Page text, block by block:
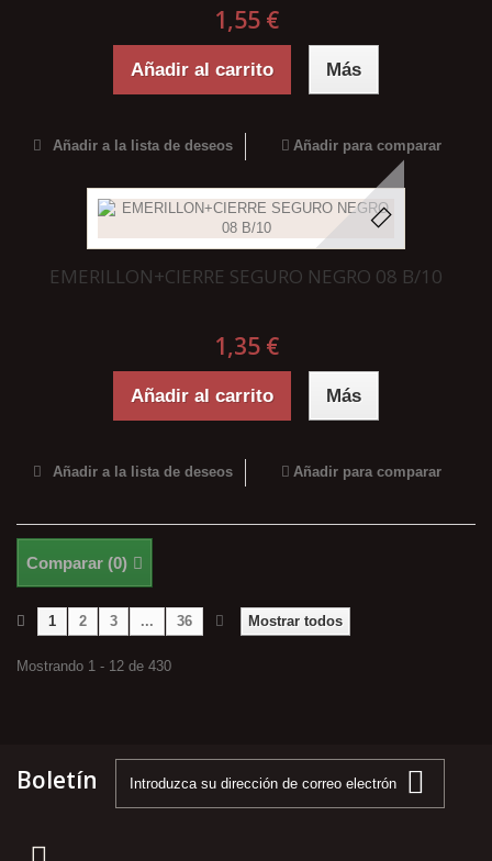
1,55 €
Añadir al carrito Más
Añadir a la lista de deseos Añadir para comparar
EMERILLON+CIERRE SEGURO NEGRO 08 B/10
1,35 €
Añadir al carrito Más
Añadir a la lista de deseos Añadir para comparar
Comparar (0)
Mostrar todos
1 2 3 ... 36
Mostrando 1 - 12 de 430
Boletín